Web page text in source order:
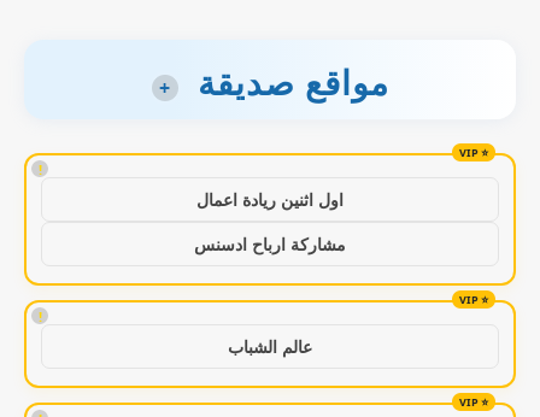
مواقع صديقة +
!
اول اثنين ريادة اعمال
مشاركة ارباح ادسنس
!
عالم الشباب